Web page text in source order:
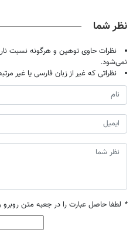
نظر شما
نظرات حاوی توهین و هرگونه نسبت
نمی‌شود.
نظراتی که غیر از زبان فارسی یا غیر
* لطفا حاصل عبارت را در جعبه متن روبرو